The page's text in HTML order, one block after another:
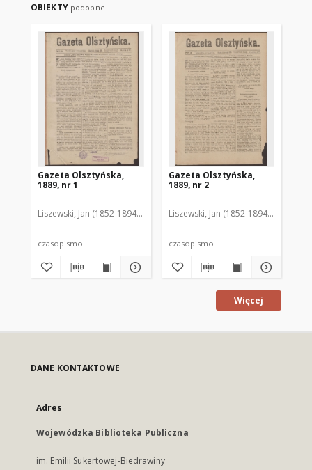
OBIEKTY podobne
Gazeta Olsztyńska,
1889, nr 1
Liszewski, Jan (1852-1894). Red.
czasopismo
Gazeta Olsztyńska,
1889, nr 2
Liszewski, Jan (1852-1894). Red.
czasopismo
Więcej
DANE KONTAKTOWE
Adres
Wojewódzka Biblioteka Publiczna
im. Emilii Sukertowej-Biedrawiny